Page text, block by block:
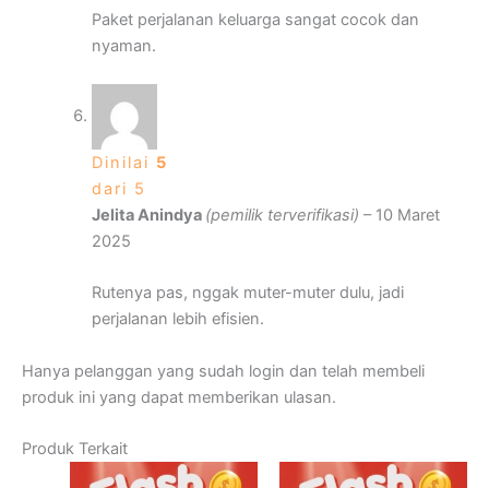
Paket perjalanan keluarga sangat cocok dan
nyaman.
Dinilai 5
dari 5
Jelita Anindya (pemilik terverifikasi) – 10 Maret
2025
Rutenya pas, nggak muter-muter dulu, jadi
perjalanan lebih efisien.
Hanya pelanggan yang sudah login dan telah membeli
produk ini yang dapat memberikan ulasan.
Produk Terkait